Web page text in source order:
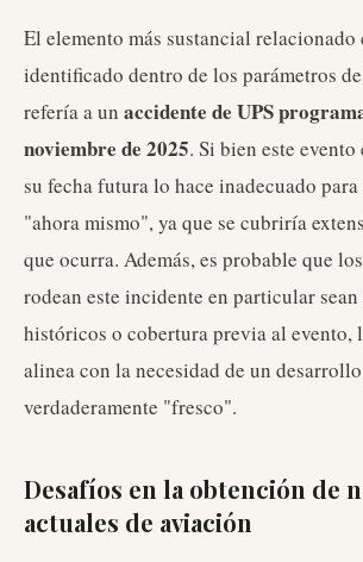
El elemento más sustancial
identificado dentro de los parámetros
refería a un accidente de UPS
noviembre de 2025. Si bien este
su fecha futura lo hace inadecuado
"ahora mismo", ya que se cubriría
que ocurra. Además, es probable que
rodean este incidente en particular
históricos o cobertura previa al evento,
alinea con la necesidad de un
verdaderamente "fresco".
Desafíos en la obtención de
actuales de aviación